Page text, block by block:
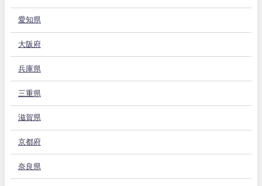
愛知県
大阪府
兵庫県
三重県
滋賀県
京都府
奈良県